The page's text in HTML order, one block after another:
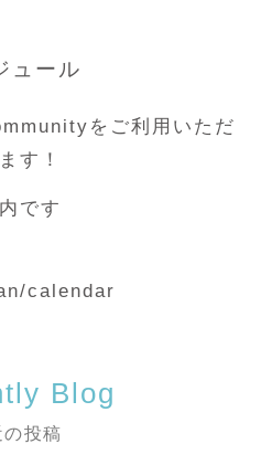
ュール
をご利用いただ
す！
です
calendar
Blog
の投稿